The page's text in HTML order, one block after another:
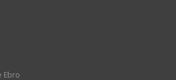
Ebro